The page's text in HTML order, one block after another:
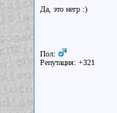
Да, это негр :)
Пол:
Репутация: +321